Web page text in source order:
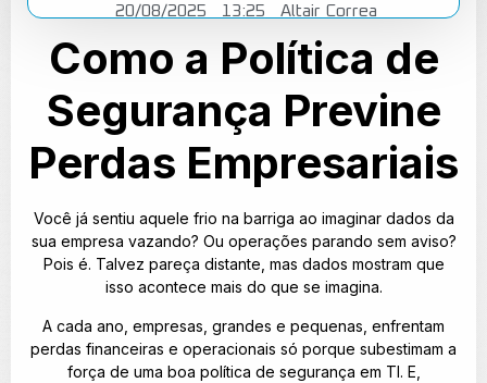
20/08/2025 13:25 Altair Correa
Como a Política de
Segurança Previne
Perdas Empresariais
Você já sentiu aquele frio na barriga ao imaginar dados da
sua empresa vazando? Ou operações parando sem aviso?
Pois é. Talvez pareça distante, mas dados mostram que
isso acontece mais do que se imagina.
A cada ano, empresas, grandes e pequenas, enfrentam
perdas financeiras e operacionais só porque subestimam a
força de uma boa política de segurança em TI. E,